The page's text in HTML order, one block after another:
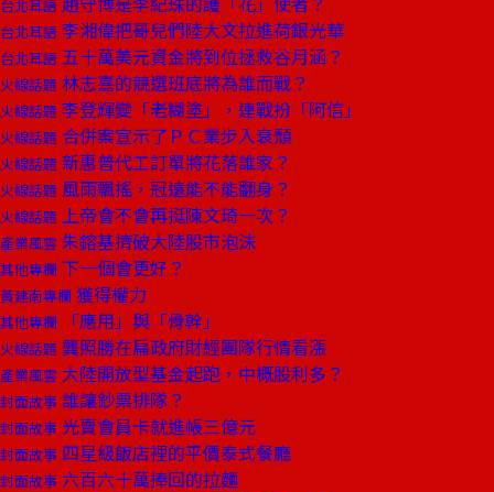
台北耳語
台北耳語 李湘偉把哥兒們陸大文拉進荷銀光華
台北耳語 五十萬美元資金將到位拯救谷月涵？
火線話題 林志嘉的競選班底將為誰而戰？
火線話題 李登輝變「老糊塗」，連戰扮「阿信」
火線話題 合併案宣示了ＰＣ業步入衰頹
火線話題 新惠普代工訂單將花落誰家？
火線話題 風雨飄搖，冠遠能不能翻身？
火線話題 上帝會不會再挺陳文琦一次？
產業風雲 朱鎔基擠破大陸股市泡沫
其他專欄 下一個會更好？
黃建南專欄 獲得權力
其他專欄 「應用」與「骨幹」
火線話題 龔照勝在扁政府財經團隊行情看漲
產業風雲 大陸開放型基金起跑，中概股利多？
封面故事 誰讓鈔票排隊？
封面故事 光賣會員卡就進帳三億元
封面故事 四星級飯店裡的平價泰式餐廳
封面故事 六百六十萬捧回的拉麵